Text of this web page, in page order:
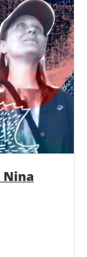
Nina